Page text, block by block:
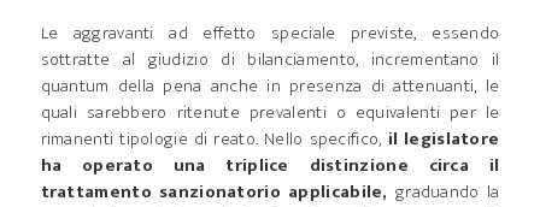
Le aggravanti ad effetto speciale previste, essendo
sottratte al giudizio di bilanciamento, incrementano il
quantum della pena anche in presenza di attenuanti, le
quali sarebbero ritenute prevalenti o equivalenti per le
rimanenti tipologie di reato. Nello specifico, il legislatore
ha operato una triplice distinzione circa il
trattamento sanzionatorio applicabile, graduando la